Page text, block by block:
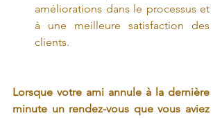
améliorations dans le processus et
à une meilleure satisfaction des
clients.
Lorsque votre ami annule à la dernière
minute un rendez-vous que vous aviez